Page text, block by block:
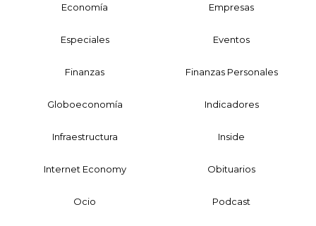
Economía Empresas
Especiales Eventos
Finanzas Finanzas Personales
Globoeconomía Indicadores
Infraestructura Inside
Internet Economy Obituarios
Ocio Podcast